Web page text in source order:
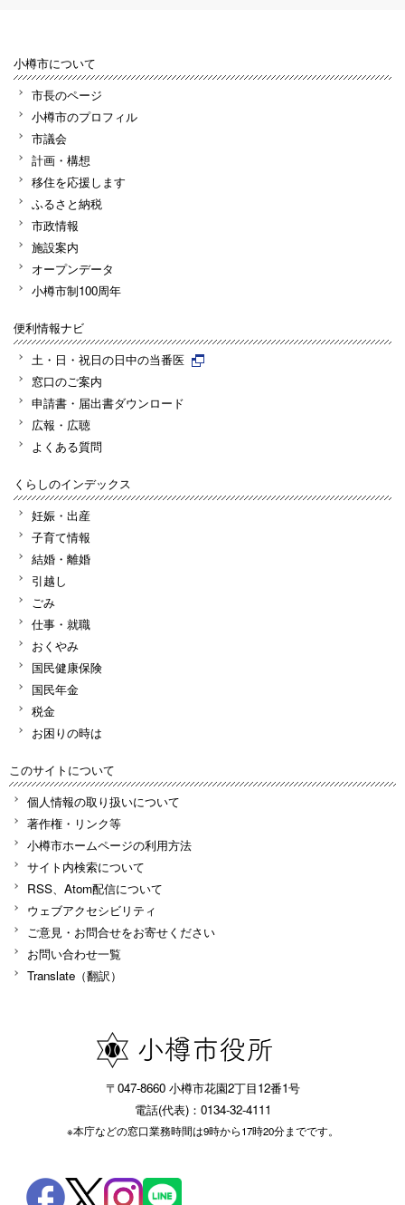
小樽市について
市長のページ
小樽市のプロフィル
市議会
計画・構想
移住を応援します
ふるさと納税
市政情報
施設案内
オープンデータ
小樽市制100周年
便利情報ナビ
土・日・祝日の日中の当番医
窓口のご案内
申請書・届出書ダウンロード
広報・広聴
よくある質問
くらしのインデックス
妊娠・出産
子育て情報
結婚・離婚
引越し
ごみ
仕事・就職
おくやみ
国民健康保険
国民年金
税金
お困りの時は
このサイトについて
個人情報の取り扱いについて
著作権・リンク等
小樽市ホームページの利用方法
サイト内検索について
RSS、Atom配信について
ウェブアクセシビリティ
ご意見・お問合せをお寄せください
お問い合わせ一覧
Translate（翻訳）
〒047-8660 小樽市花園2丁目12番1号
電話(代表)：0134-32-4111
※本庁などの窓口業務時間は9時から17時20分までです。